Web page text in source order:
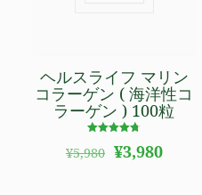
ヘルスライフ マリン
コラーゲン ( 海洋性コ
ラーゲン ) 100粒
4.71
¥5,980 元
¥3,980現